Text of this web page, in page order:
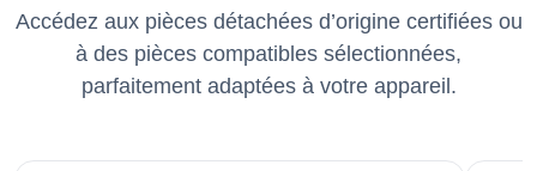
Accédez aux pièces détachées d’origine certifiées ou
à des pièces compatibles sélectionnées,
parfaitement adaptées à votre appareil.